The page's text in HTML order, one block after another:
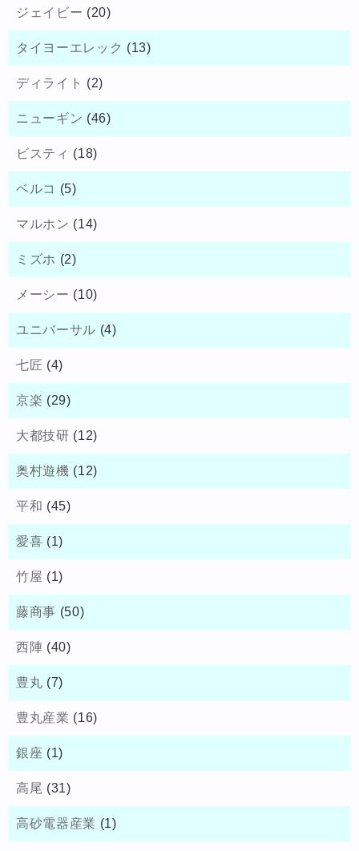
ジェイビー (20)
タイヨーエレック (13)
ディライト (2)
ニューギン (46)
ビスティ (18)
ベルコ (5)
マルホン (14)
ミズホ (2)
メーシー (10)
ユニバーサル (4)
七匠 (4)
京楽 (29)
大都技研 (12)
奥村遊機 (12)
平和 (45)
愛喜 (1)
竹屋 (1)
藤商事 (50)
西陣 (40)
豊丸 (7)
豊丸産業 (16)
銀座 (1)
高尾 (31)
高砂電器産業 (1)